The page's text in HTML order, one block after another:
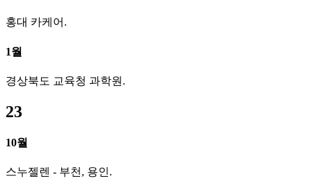
홍대 카케어.
1월
경상북도 교육청 과학원.
23
10월
스누젤렌 - 부천, 용인.